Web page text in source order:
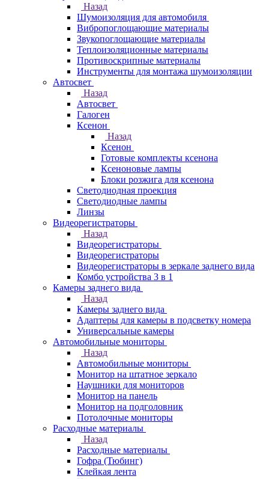
Назад
Шумоизоляция для автомобиля
Вибропоглощающие материалы
Звукопоглощающие материалы
Теплоизоляционные материалы
Противоскрипные материалы
Инструменты для монтажа шумоизоляции
Автосвет
Назад
Автосвет
Галоген
Ксенон
Назад
Ксенон
Готовые комплекты ксенона
Ксеноновые лампы
Блоки розжига для ксенона
Светодиодная проекция
Светодиодные лампы
Линзы
Видеорегистраторы
Назад
Видеорегистраторы
Видеорегистраторы
Видеорегистраторы в зеркале заднего вида
Комбо устройства 3 в 1
Камеры заднего вида
Назад
Камеры заднего вида
Адаптеры для камеры в подсветку номера
Универсальные камеры
Автомобильные мониторы
Назад
Автомобильные мониторы
Монитор на штатное зеркало
Наушники для мониторов
Монитор на панель
Монитор на подголовник
Потолочные мониторы
Расходные материалы
Назад
Расходные материалы
Гофра (Тюбинг)
Клейкая лента